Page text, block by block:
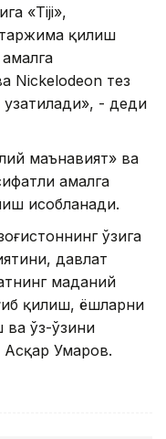
«Tiji»,
қилиш
Nickelodeon тез
узатилади», - деди
маънавият» ва
амалга
ҳисобланади.
ўзига
давлат
маданий
қилиш, ёшларни
ва ўз-ўзини
Умаров.